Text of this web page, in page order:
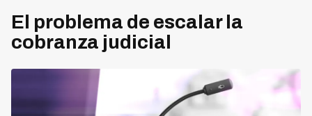
El problema de escalar la
cobranza judicial